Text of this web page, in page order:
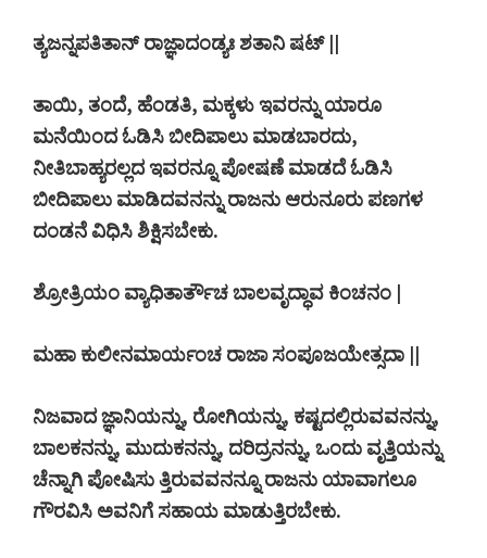
ತ್ಯಜನ್ನಪತಿತಾನ್ ರಾಜ್ಞಾದಂಡ್ಯಃ ಶತಾನಿ ಷಟ್ ||
ತಾಯಿ, ತಂದೆ, ಹೆಂಡತಿ, ಮಕ್ಕಳು ಇವರನ್ನು ಯಾರೂ
ಮನೆಯಿಂದ ಓಡಿಸಿ ಬೀದಿಪಾಲು ಮಾಡಬಾರದು,
ನೀತಿಬಾಹ್ಯರಲ್ಲದ ಇವರನ್ನೂ ಪೋಷಣೆ ಮಾಡದೆ ಓಡಿಸಿ
ಬೀದಿಪಾಲು ಮಾಡಿದವನನ್ನು ರಾಜನು ಆರುನೂರು ಪಣಗಳ
ದಂಡನೆ ವಿಧಿಸಿ ಶಿಕ್ಷಿಸಬೇಕು.
ಶ್ರೋತ್ರಿಯಂ ವ್ಯಾಧಿತಾರ್ತೌಚ ಬಾಲವೃದ್ಧಾವ ಕಿಂಚನಂ |
ಮಹಾ ಕುಲೀನಮಾರ್ಯಂಚ ರಾಜಾ ಸಂಪೂಜಯೇತ್ಸದಾ ||
ನಿಜವಾದ ಜ್ಞಾನಿಯನ್ನು, ರೋಗಿಯನ್ನು, ಕಷ್ಟದಲ್ಲಿರುವವನನ್ನು,
ಬಾಲಕನನ್ನು, ಮುದುಕನನ್ನು, ದರಿದ್ರನನ್ನು, ಒಂದು ವೃತ್ತಿಯನ್ನು
ಚೆನ್ನಾಗಿ ಪೋಷಿಸು ತ್ತಿರುವವನನ್ನೂ ರಾಜನು ಯಾವಾಗಲೂ
ಗೌರವಿಸಿ ಅವನಿಗೆ ಸಹಾಯ ಮಾಡುತ್ತಿರಬೇಕು.